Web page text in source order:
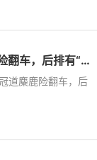
全面评测长安UNI-K，麋鹿险翻车，后排有“坏心思”
道麋鹿险翻车，后